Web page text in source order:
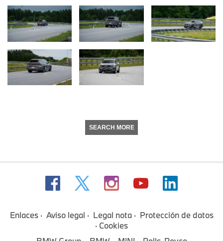
SEARCH MORE
Enlaces Aviso legal Legal nota
Protección de datos
Cookies